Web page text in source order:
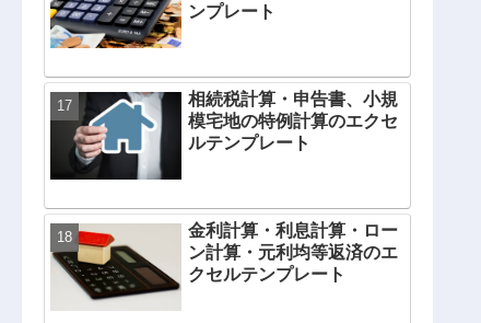
ンプレート
相続税計算・申告書、小規
模宅地の特例計算のエクセ
ルテンプレート
金利計算・利息計算・ロー
ン計算・元利均等返済のエ
クセルテンプレート